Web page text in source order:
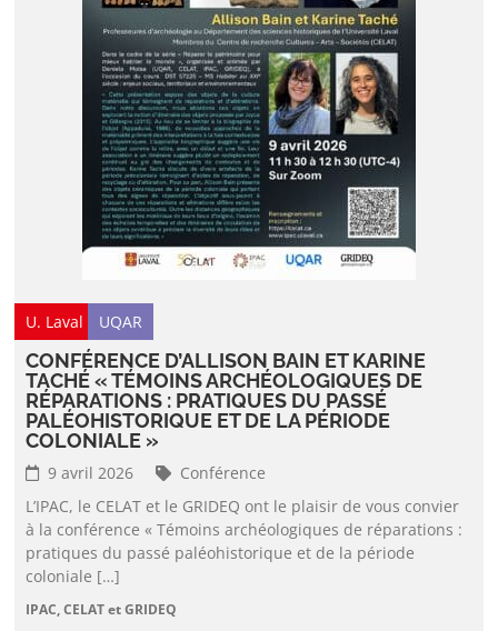
U. Laval UQAR
CONFÉRENCE D’ALLISON BAIN ET KARINE
TACHÉ « TÉMOINS ARCHÉOLOGIQUES DE
RÉPARATIONS : PRATIQUES DU PASSÉ
PALÉOHISTORIQUE ET DE LA PÉRIODE
COLONIALE »
9 avril 2026
Conférence
L’IPAC, le CELAT et le GRIDEQ ont le plaisir de vous convier
à la conférence « Témoins archéologiques de réparations :
pratiques du passé paléohistorique et de la période
coloniale […]
IPAC, CELAT et GRIDEQ